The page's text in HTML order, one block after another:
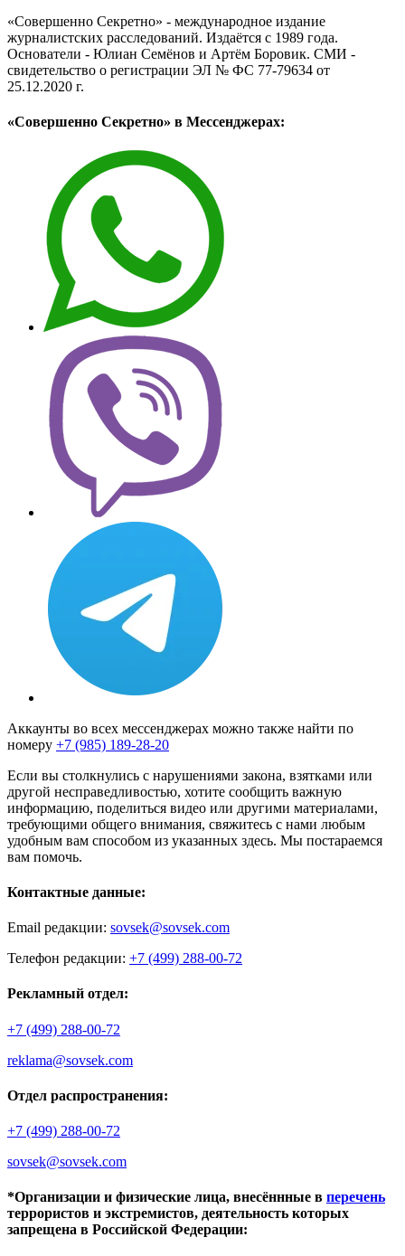
«Совершенно Секретно» - международное издание
журналистских расследований. Издаётся с 1989 года.
Основатели - Юлиан Семёнов и Артём Боровик. CМИ -
свидетельство о регистрации ЭЛ № ФС 77-79634 от
25.12.2020 г.
«Совершенно Секретно» в Мессенджерах:
Аккаунты во всех мессенджерах можно также найти по
номеру +7 (985) 189-28-20
Если вы столкнулись с нарушениями закона, взятками или
другой несправедливостью, хотите сообщить важную
информацию, поделиться видео или другими материалами,
требующими общего внимания, свяжитесь с нами любым
удобным вам способом из указанных здесь. Мы постараемся
вам помочь.
Контактные данные:
Email редакции: sovsek@sovsek.com
Телефон редакции: +7 (499) 288-00-72
Рекламный отдел:
+7 (499) 288-00-72
reklama@sovsek.com
Отдел распространения:
+7 (499) 288-00-72
sovsek@sovsek.com
*Организации и физические лица, внесённные в перечень
террористов и экстремистов, деятельность которых
запрещена в Российской Федерации: